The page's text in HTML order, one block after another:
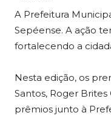
A Prefeitura
Sepéense. A ação
fortalecendo a
Nesta edição, os
Santos, Roger
prêmios junto à